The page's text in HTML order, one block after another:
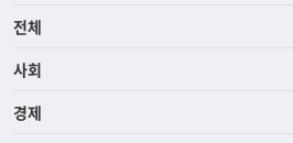
전체
사회
경제